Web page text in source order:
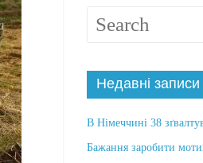
Недавні записи
В Німеччині 38
Бажання заробити